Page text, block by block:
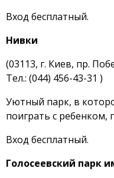
Вход бесплатный.
Нивки
(03113, г. Киев, пр.
Тел.: (044) 456-43-31 )
Уютный парк, в
поиграть с ребенком,
Вход бесплатный.
Голосеевский парк